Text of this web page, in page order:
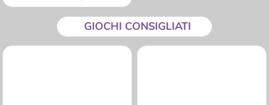
GIOCHI CONSIGLIATI